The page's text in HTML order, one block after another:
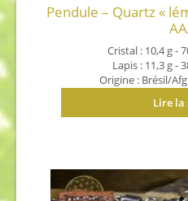
Pendule – Quartz «
Cristal : 10,4 g -
Lapis : 11,3 g -
Origine : Brésil/
Lire la